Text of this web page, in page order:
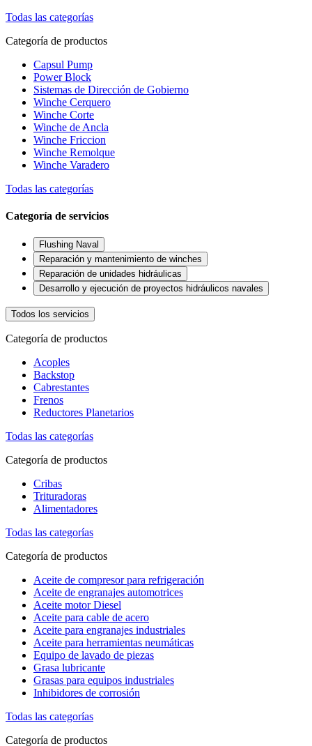
Todas las categorías
Categoría de productos
Capsul Pump
Power Block
Sistemas de Dirección de Gobierno
Winche Cerquero
Winche Corte
Winche de Ancla
Winche Friccion
Winche Remolque
Winche Varadero
Todas las categorías
Categoría de servicios
Flushing Naval
Reparación y mantenimiento de winches
Reparación de unidades hidráulicas
Desarrollo y ejecución de proyectos hidráulicos navales
Todos los servicios
Categoría de productos
Acoples
Backstop
Cabrestantes
Frenos
Reductores Planetarios
Todas las categorías
Categoría de productos
Cribas
Trituradoras
Alimentadores
Todas las categorías
Categoría de productos
Aceite de compresor para refrigeración
Aceite de engranajes automotrices
Aceite motor Diesel
Aceite para cable de acero
Aceite para engranajes industriales
Aceite para herramientas neumáticas
Equipo de lavado de piezas
Grasa lubricante
Grasas para equipos industriales
Inhibidores de corrosión
Todas las categorías
Categoría de productos